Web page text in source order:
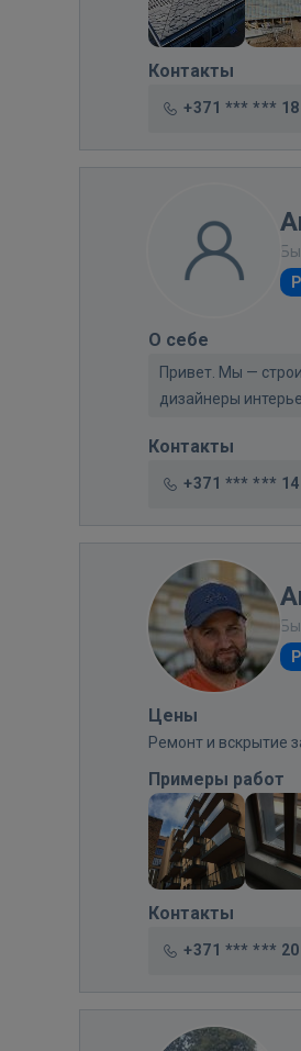
Контакты
+371 *** *** 18
О себе
Привет. Мы —
дизайнеры
Контакты
+371 *** *** 14
Цены
Ремонт и вскрытие
Примеры работ
Контакты
+371 *** *** 20